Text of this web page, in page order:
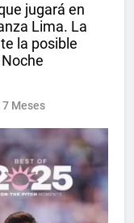
jugará en
Lima. La
la posible
7 Meses